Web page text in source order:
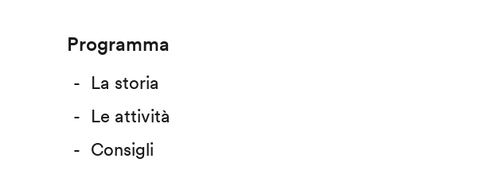
Programma
La storia
Le attività
Consigli